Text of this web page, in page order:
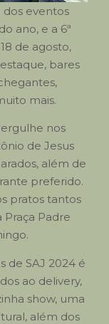
dos eventos
ano, e a 6ª
de agosto,
bares
mais.
nos
de Jesus
além de
preferido.
pratos tantos
Padre
de SAJ 2024 é
ao delivery,
show, uma
além dos